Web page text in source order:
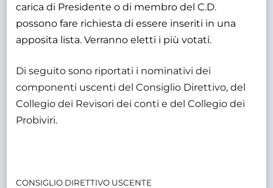
carica di Presidente o di membro del C.D.
possono fare richiesta di essere inseriti in una
apposita lista. Verranno eletti i più votati.
Di seguito sono riportati i nominativi dei
componenti uscenti del Consiglio Direttivo, del
Collegio dei Revisori dei conti e del Collegio dei
Probiviri.
CONSIGLIO DIRETTIVO USCENTE